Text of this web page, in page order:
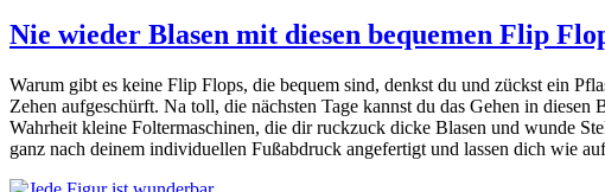
Nie wieder Blasen mit diesen bequemen Flip
Warum gibt es keine Flip Flops, die bequem sind, denkst du und zückst ein
Zehen aufgeschürft. Na toll, die nächsten Tage kannst du das Gehen in
Wahrheit kleine Foltermaschinen, die dir ruckzuck dicke Blasen und wunde
ganz nach deinem individuellen Fußabdruck angefertigt und lassen dich wie